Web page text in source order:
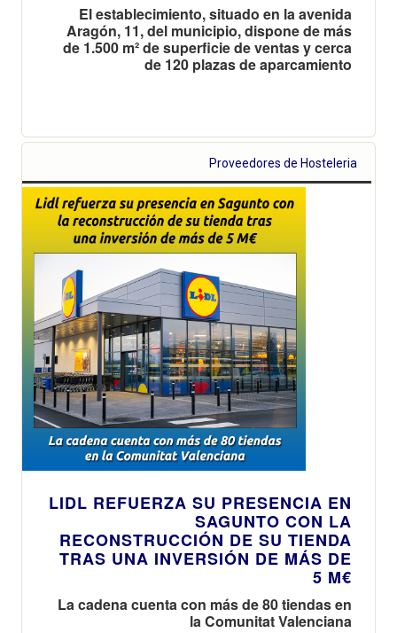
El establecimiento, situado en la avenida
Aragón, 11, del municipio, dispone de más
de 1.500 m² de superficie de ventas y cerca
de 120 plazas de aparcamiento
Proveedores de Hosteleria
LIDL REFUERZA SU PRESENCIA EN
SAGUNTO CON LA
RECONSTRUCCIÓN DE SU TIENDA
TRAS UNA INVERSIÓN DE MÁS DE
5 M€
La cadena cuenta con más de 80 tiendas en
la Comunitat Valenciana